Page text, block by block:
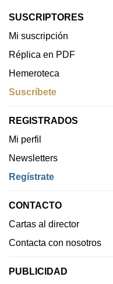
SUSCRIPTORES
Mi suscripción
Réplica en PDF
Hemeroteca
Suscríbete
REGISTRADOS
Mi perfil
Newsletters
Regístrate
CONTACTO
Cartas al director
Contacta con nosotros
PUBLICIDAD